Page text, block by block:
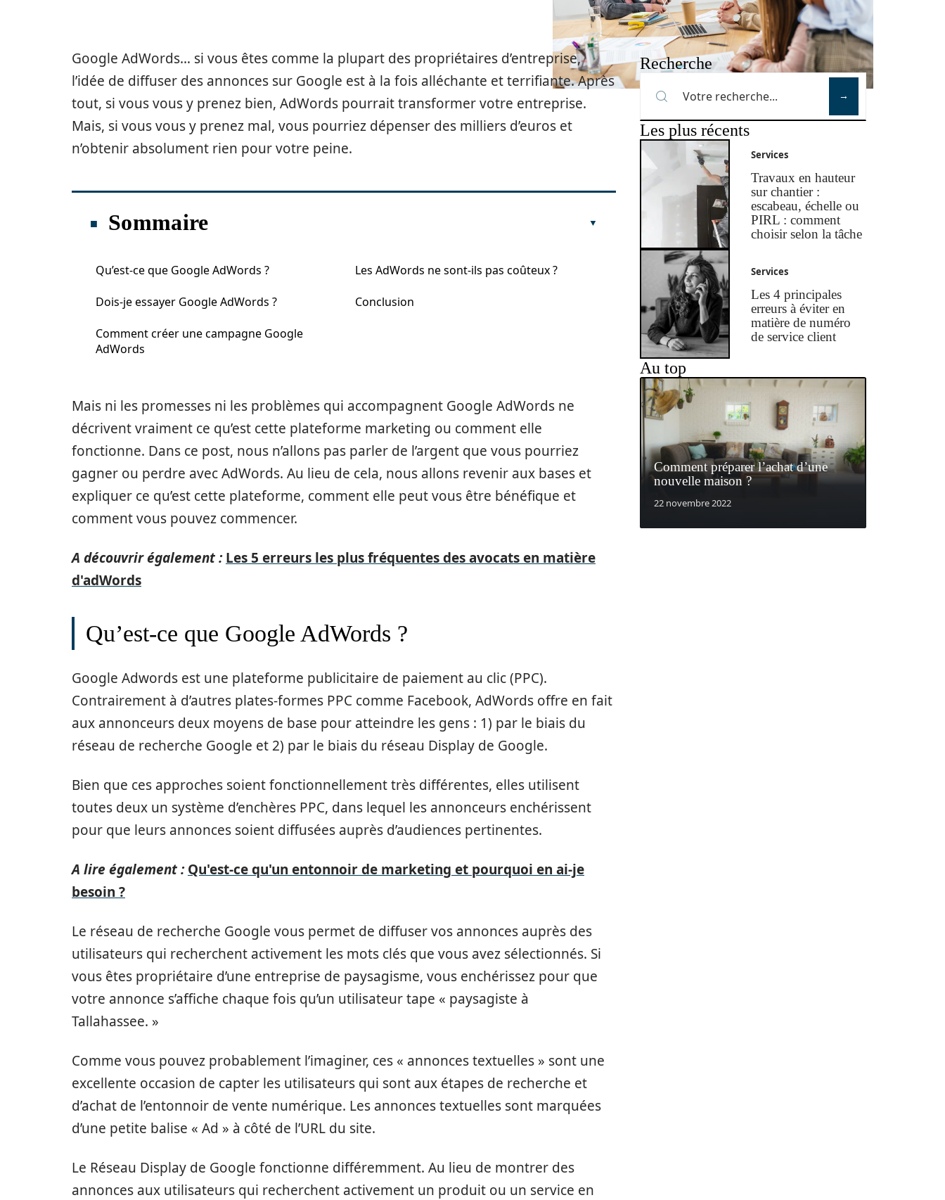
Google AdWords… si vous êtes comme la plupart des propriétaires d’entreprise,
l’idée de diffuser des annonces sur Google est à la fois alléchante et terrifiante. Après
tout, si vous vous y prenez bien, AdWords pourrait transformer votre entreprise.
Mais, si vous vous y prenez mal, vous pourriez dépenser des milliers d’euros et
n’obtenir absolument rien pour votre peine.
Sommaire
Qu’est-ce que Google AdWords ?
Dois-je essayer Google AdWords ?
Comment créer une campagne Google
AdWords
Les AdWords ne sont-ils pas coûteux ?
Conclusion
Mais ni les promesses ni les problèmes qui accompagnent Google AdWords ne
décrivent vraiment ce qu’est cette plateforme marketing ou comment elle
fonctionne. Dans ce post, nous n’allons pas parler de l’argent que vous pourriez
gagner ou perdre avec AdWords. Au lieu de cela, nous allons revenir aux bases et
expliquer ce qu’est cette plateforme, comment elle peut vous être bénéfique et
comment vous pouvez commencer.
A découvrir également : Les 5 erreurs les plus fréquentes des avocats en matière
d'adWords
Qu’est-ce que Google AdWords ?
Google Adwords est une plateforme publicitaire de paiement au clic (PPC).
Contrairement à d’autres plates-formes PPC comme Facebook, AdWords offre en fait
aux annonceurs deux moyens de base pour atteindre les gens : 1) par le biais du
réseau de recherche Google et 2) par le biais du réseau Display de Google.
Bien que ces approches soient fonctionnellement très différentes, elles utilisent
toutes deux un système d’enchères PPC, dans lequel les annonceurs enchérissent
pour que leurs annonces soient diffusées auprès d’audiences pertinentes.
A lire également : Qu'est-ce qu'un entonnoir de marketing et pourquoi en ai-je
besoin ?
Le réseau de recherche Google vous permet de diffuser vos annonces auprès des
utilisateurs qui recherchent activement les mots clés que vous avez sélectionnés. Si
vous êtes propriétaire d’une entreprise de paysagisme, vous enchérissez pour que
votre annonce s’affiche chaque fois qu’un utilisateur tape « paysagiste à
Tallahassee. »
Comme vous pouvez probablement l’imaginer, ces « annonces textuelles » sont une
excellente occasion de capter les utilisateurs qui sont aux étapes de recherche et
d’achat de l’entonnoir de vente numérique. Les annonces textuelles sont marquées
d’une petite balise « Ad » à côté de l’URL du site.
Le Réseau Display de Google fonctionne différemment. Au lieu de montrer des
annonces aux utilisateurs qui recherchent activement un produit ou un service en
Recherche
Les plus récents
Services
Travaux en hauteur
sur chantier :
escabeau, échelle ou
PIRL : comment
choisir selon la tâche
Services
Les 4 principales
erreurs à éviter en
matière de numéro
de service client
Au top
Comment préparer l’achat d’une
nouvelle maison ?
22 novembre 2022